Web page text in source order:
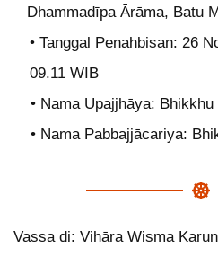
Dhammadīpa Ārāma, Batu
• Tanggal Penahbisan: 26
09.11 WIB
• Nama Upajjhāya:
• Nama Pabbajjācariya:
Vassa di: Vihāra Wisma